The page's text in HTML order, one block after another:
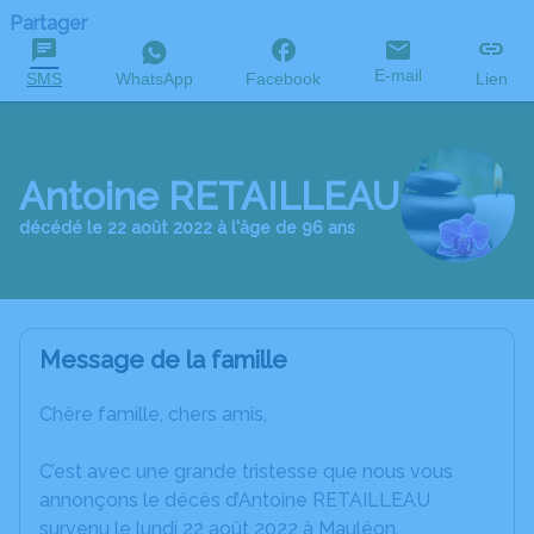
Partager
SMS WhatsApp Facebook E-mail Lien
Antoine RETAILLEAU
décédé le 22 août 2022 à l'âge de 96 ans
Message de la famille
Chère famille, chers amis,
C’est avec une grande tristesse que nous vous
annonçons le décès d’Antoine RETAILLEAU
survenu le lundi 22 août 2022 à Mauléon.